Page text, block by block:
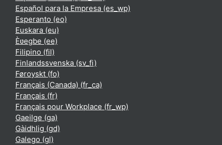
Español para la Empresa ‎(es_wp)‎
Esperanto ‎(eo)‎
Euskara ‎(eu)‎
Èʋegbe ‎(ee)‎
Filipino ‎(fil)‎
Finlandssvenska ‎(sv_fi)‎
Føroyskt ‎(fo)‎
Français (Canada) ‎(fr_ca)‎
Français ‎(fr)‎
Français pour Workplace ‎(fr_wp)‎
Gaeilge ‎(ga)‎
Gàidhlig ‎(gd)‎
Galego ‎(gl)‎